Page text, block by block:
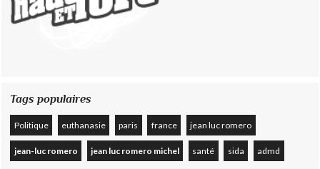
Tags populaires
Politique euthanasie paris france jean luc romero
jean-luc romero jean luc romero michel santé sida admd